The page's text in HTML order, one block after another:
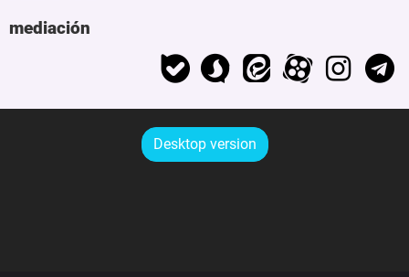
mediación
Desktop version